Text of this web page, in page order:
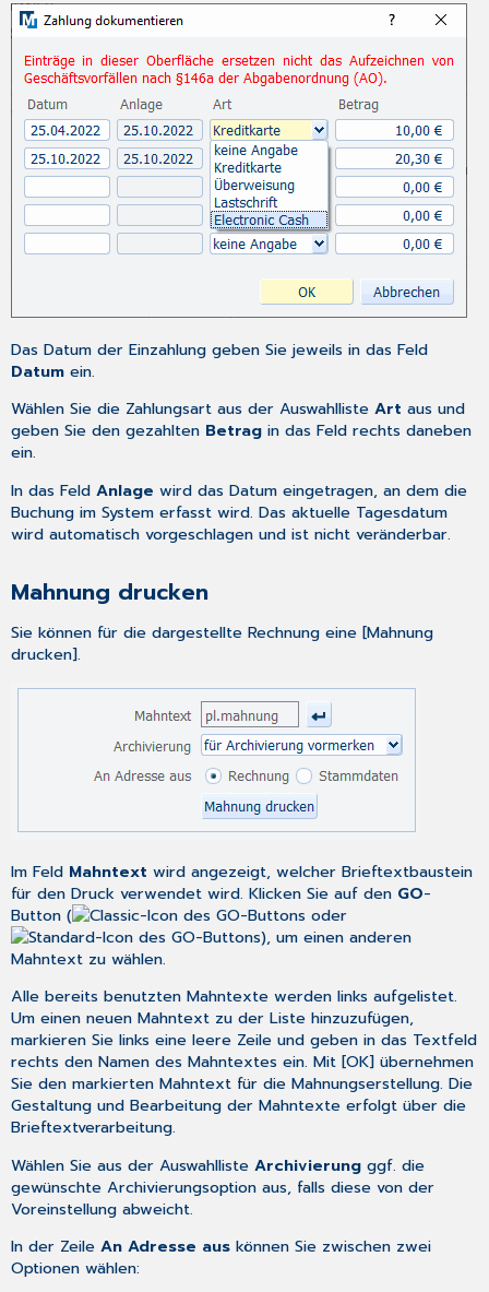
Das Datum der Einzahlung geben Sie jeweils in das Feld
Datum ein.
Wählen Sie die Zahlungsart aus der AuswahllisteArt aus und
geben Sie den gezahlten Betrag in das Feld rechts daneben
ein.
In das FeldAnlage wird das Datum eingetragen, an dem die
Buchung im System erfasst wird. Das aktuelle Tagesdatum
wird automatisch vorgeschlagen und ist nicht veränderbar.
Mahnung drucken
Sie können für die dargestellte Rechnung eine [Mahnung
drucken].
Im Feld Mahntextwird angezeigt, welcher Brieftextbaustein
für den Druck verwendet wird. Klicken Sie auf den GO-
Button (
oder
), um einen anderen
Mahntext zu wählen.
Alle bereits benutzten Mahntexte werden links aufgelistet.
Um einen neuen Mahntext zu der Liste hinzuzufügen,
markieren Sie links eine leere Zeile und geben in das Textfeld
rechts den Namen des Mahntextes ein. Mit [OK] übernehmen
Sie den markierten Mahntext für die Mahnungserstellung. Die
Gestaltung und Bearbeitung der Mahntexte erfolgt über die
Brieftextverarbeitung.
Wählen Sie aus der AuswahllisteArchivierung ggf. die
gewünschteArchivierungsoption aus, falls diese von der
Voreinstellung abweicht.
In der Zeile An Adresse aus können Sie zwischen zwei
Optionen wählen: